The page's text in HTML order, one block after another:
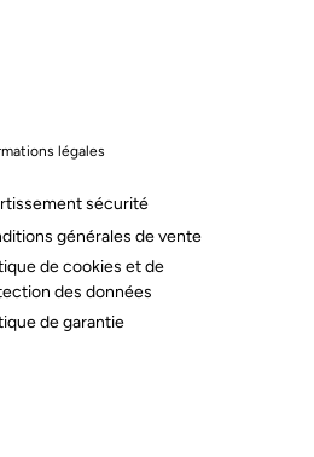
légales
sécurité
générales de vente
de cookies et de
des données
de garantie